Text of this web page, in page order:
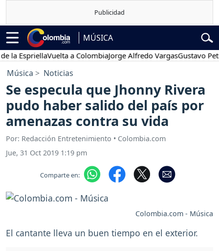
MÚSICA
EspriellaVuelta a ColombiaJorge Alfredo VargasGustavo Petro
Música Noticias
Se especula que Jhonny Rivera
pudo haber salido del país por
amenazas contra su vida
Por: Redacción Entretenimiento • Colombia.com
Jue, 31 Oct 2019 1:19 pm
Comparte en:
Colombia.com - Música
El cantante lleva un buen tiempo en el exterior.